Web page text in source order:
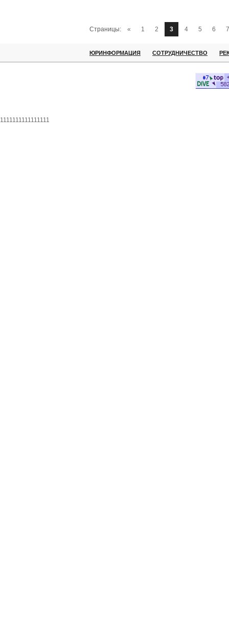
Страницы: « 1 2 3 4 5 6 7
ЮРИНФОРМАЦИЯ СОТРУДНИЧЕСТВО
1111111111111111